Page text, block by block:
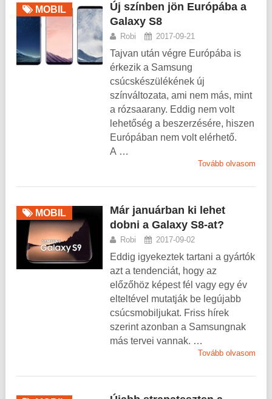
MOBIL
Új színben jön Európába a
Galaxy S8
Robi 2017-09-21
Tajvan után végre Európába is
érkezik a Samsung
csúcskészülékének új
színváltozata, ami nem más, mint
a rózsaarany. Eddig nem volt
lehetőség a beszerzésére, hiszen
Európában nem volt elérhető.
A …
Tovább olvasom
MOBIL
Már januárban ki lehet
dobni a Galaxy S8-at?
Robi 2017-09-02
Eddig igyekeztek tartani a gyártók
azt a tendenciát, hogy az
előzőhöz képest fél vagy egy év
elteltével mutatják be legújabb
csúcsmobiljukat. Friss hírek
szerint azonban a Samsungnak
más tervei vannak. …
Tovább olvasom